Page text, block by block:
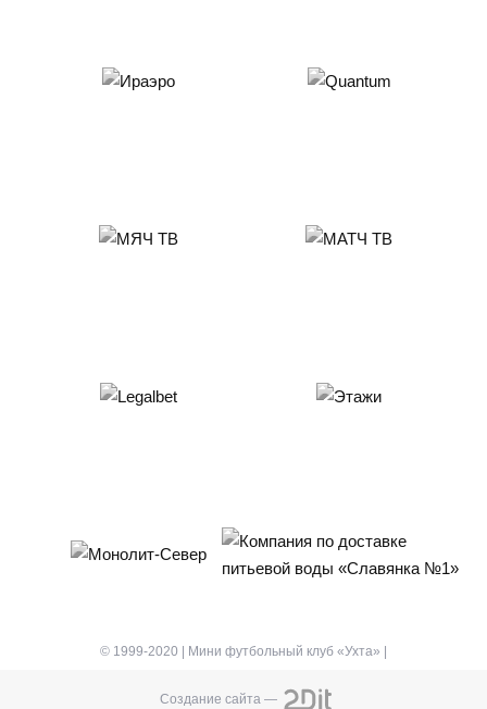
© 1999-2020 | Мини футбольный клуб «Ухта» |
Создание сайта —